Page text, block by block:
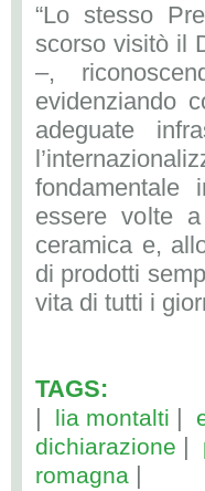
“Lo stesso
scorso visitò il
–,
evidenziando
adeguate
fondamentale
essere volte
ceramica e,
di prodotti
vita di tutti i
TAGS:
| lia montalti |
dichiarazione |
romagna |